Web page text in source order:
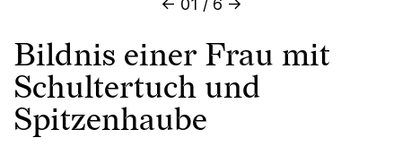
Bildnis einer Frau mit
Schultertuch und
Spitzenhaube